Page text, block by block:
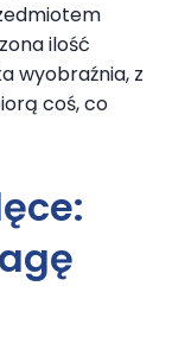
ilość
wyobraźnia, z
coś, co
: